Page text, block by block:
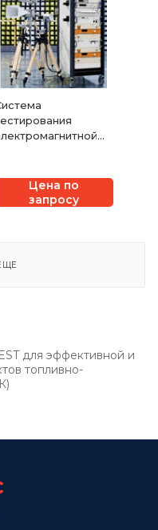
Цена по
запросу
для эффективной и
топливно-